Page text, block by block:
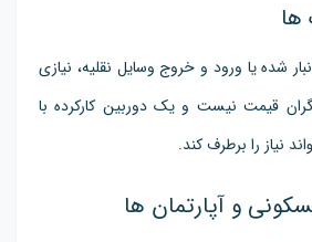
ها
شده یا ورود و خروج وسایل نقلیه، نیازی
قیمت نیست و یک دوربین کارکرده با
نیاز را برطرف کند.
و آپارتمان ها